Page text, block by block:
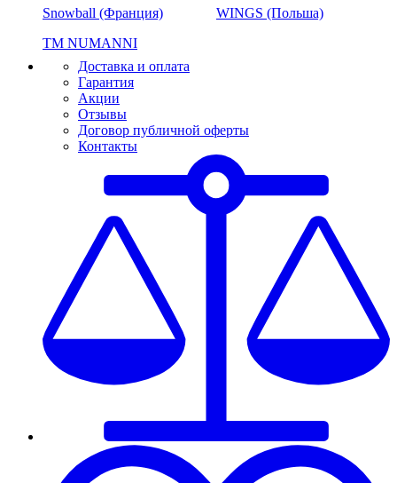
Snowball (Франция)
WINGS (Польша)
ТМ NUMANNI
Доставка и оплата
Гарантия
Акции
Отзывы
Договор публичной оферты
Контакты